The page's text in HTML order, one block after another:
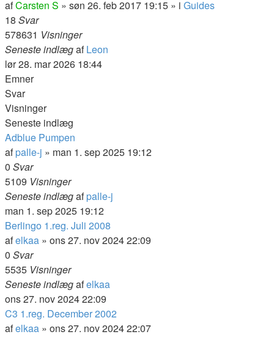
afCarsten S » søn 26. feb 2017 19:15 » i Guides
18 Svar
578631 Visninger
Seneste indlægafLeon
lør 28. mar 2026 18:44
Emner
Svar
Visninger
Seneste indlæg
Adblue Pumpen
afpalle-j » man 1. sep 2025 19:12
0 Svar
5109 Visninger
Seneste indlægafpalle-j
man 1. sep 2025 19:12
Berlingo 1.reg. Juli 2008
afelkaa » ons 27. nov 2024 22:09
0 Svar
5535 Visninger
Seneste indlægafelkaa
ons 27. nov 2024 22:09
C3 1.reg. December 2002
afelkaa » ons 27. nov 2024 22:07